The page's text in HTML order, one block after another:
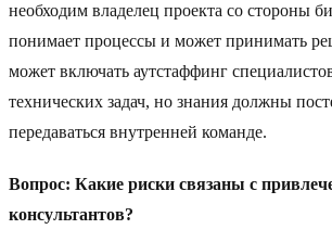
необходим владелец проекта со стороны
понимает процессы и может принимать
может включать аутстаффинг
технических задач, но знания должны
передаваться внутренней команде.
Вопрос: Какие риски связаны с
консультантов?